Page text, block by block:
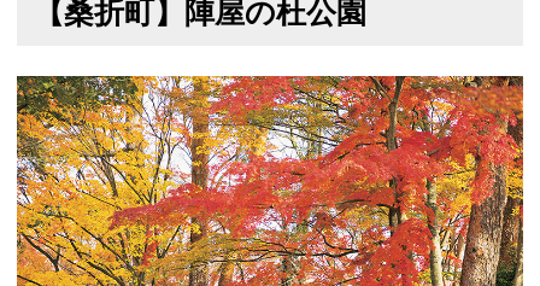
【桑折町】陣屋の杜公園